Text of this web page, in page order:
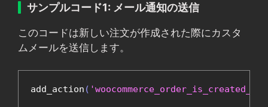
サンプルコード1: メール通知の送信
このコードは新しい注文が作成された際にカスタ
ムメールを送信します。
add_action (